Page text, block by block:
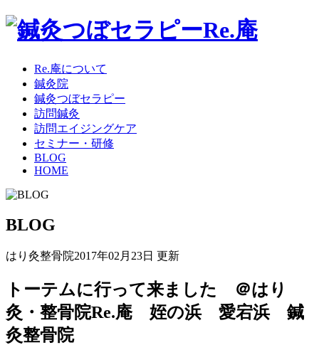
Re.庵について
鍼灸院
鍼灸つぼセラピー
訪問鍼灸
訪問エイジングケア
セミナー・研修
BLOG
HOME
BLOG
はり灸整骨院2017年02月23日 更新
トーテムに行って来ました ＠はり
灸・整骨院Re.庵 姪の浜 愛宕浜 鍼
灸整骨院